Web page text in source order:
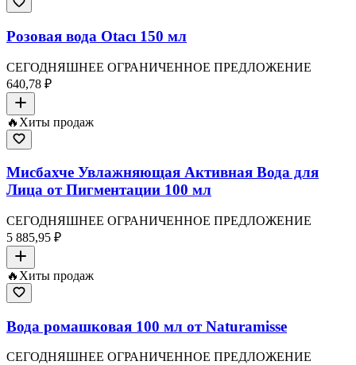
Розовая вода Otacı 150 мл
СЕГОДНЯШНЕЕ ОГРАНИЧЕННОЕ ПРЕДЛОЖЕНИЕ
640,78 ₽
🔥 Хиты продаж
Мисбахче Увлажняющая Активная Вода для
Лица от Пигментации 100 мл
СЕГОДНЯШНЕЕ ОГРАНИЧЕННОЕ ПРЕДЛОЖЕНИЕ
5 885,95 ₽
🔥 Хиты продаж
Вода ромашковая 100 мл от Naturamisse
СЕГОДНЯШНЕЕ ОГРАНИЧЕННОЕ ПРЕДЛОЖЕНИЕ